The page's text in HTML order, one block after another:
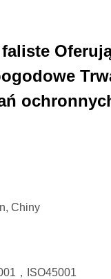
Chiny
，ISO45001